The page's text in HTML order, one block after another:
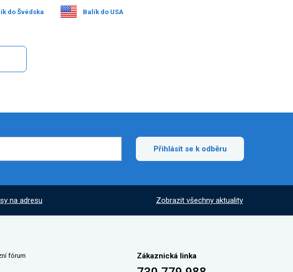
do Švédska Balík do USA
Přihlásit se k odběru
na adresu Zobrazit všechny aktuality
fórum Zákaznická linka